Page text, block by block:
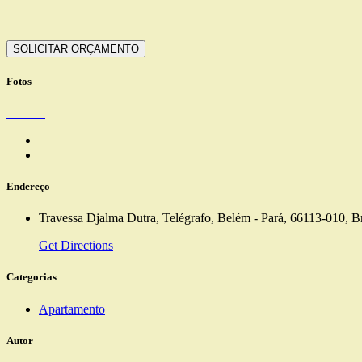
Fotos
Endereço
Travessa Djalma Dutra, Telégrafo, Belém - Pará, 66113-010,
Get Directions
Categorias
Apartamento
Autor